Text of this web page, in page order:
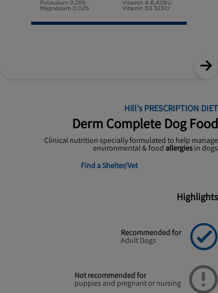
Hill's PRESCRIPTION DIET
Derm Complete Dog Food
Clinical nutrition specially formulated to help manage
environmental & food allergiesin dogs
Find a Shelter/Vet
Highlights
Recommended for
Adult Dogs
Not recommended for
puppies and pregnant or nursing